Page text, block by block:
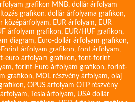
grafikon MNB, dollár árfolyam
grafikon, dollár árfolyama grafikon,
középárfolyam, EUR árfolyam, EUR
árfolyam grafikon, EUR/HUF grafikon,
diagram, Euro-dollár árfolyam grafikon,
Forint árfolyam grafikon, font árfolyam,
euro árfolyam grafikon, font-forint
, forint-Euro árfolyam grafikon, forint-
grafikon, MOL részvény árfolyam, olaj
, OPUS árfolyam OTP részvény
, Tesla árfolyam, USA dollár